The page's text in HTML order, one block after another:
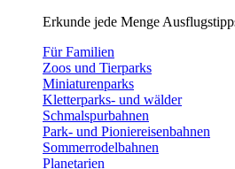
Erkunde jede Menge
Für Familien
Zoos und Tierparks
Miniaturenparks
Kletterparks- und wälder
Schmalspurbahnen
Park- und Pioniereisenbahnen
Sommerrodelbahnen
Planetarien